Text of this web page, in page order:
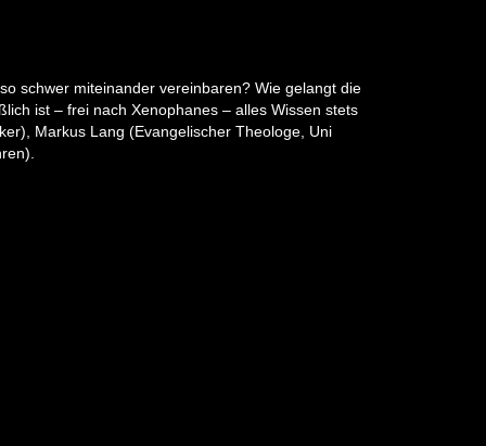
schwer miteinander vereinbaren? Wie gelangt die
ist – frei nach Xenophanes – alles Wissen stets
Markus Lang (Evangelischer Theologe, Uni